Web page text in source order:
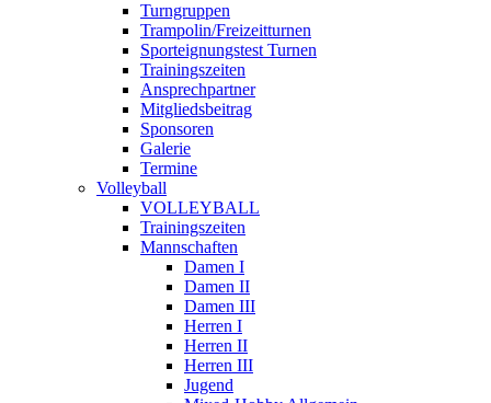
Turngruppen
Trampolin/Freizeitturnen
Sporteignungstest Turnen
Trainingszeiten
Ansprechpartner
Mitgliedsbeitrag
Sponsoren
Galerie
Termine
Volleyball
VOLLEYBALL
Trainingszeiten
Mannschaften
Damen I
Damen II
Damen III
Herren I
Herren II
Herren III
Jugend